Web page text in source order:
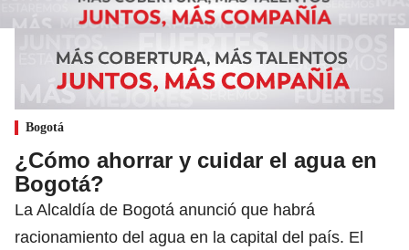
Bogotá
¿Cómo ahorrar y cuidar el agua en
Bogotá?
La Alcaldía de Bogotá anunció que habrá
racionamiento del agua en la capital del país. El